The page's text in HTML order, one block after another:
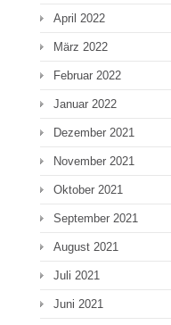
April 2022
März 2022
Februar 2022
Januar 2022
Dezember 2021
November 2021
Oktober 2021
September 2021
August 2021
Juli 2021
Juni 2021